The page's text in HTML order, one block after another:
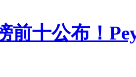
前十公布！